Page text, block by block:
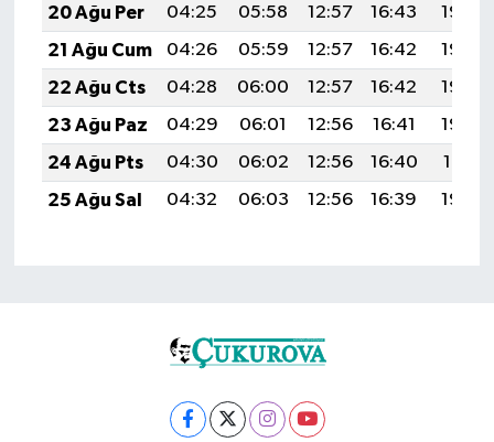
20 Ağu Per
04:25 05:58 12:57 16:43
19:46
21 Ağu Cum
04:26 05:59 12:57 16:42
19:45
22 Ağu Cts
04:28 06:00 12:57 16:42
19:44
23 Ağu Paz
04:29 06:01 12:56 16:41
19:42
24 Ağu Pts
04:30 06:02 12:56 16:40
19:41
25 Ağu Sal
04:32 06:03 12:56 16:39 19:39